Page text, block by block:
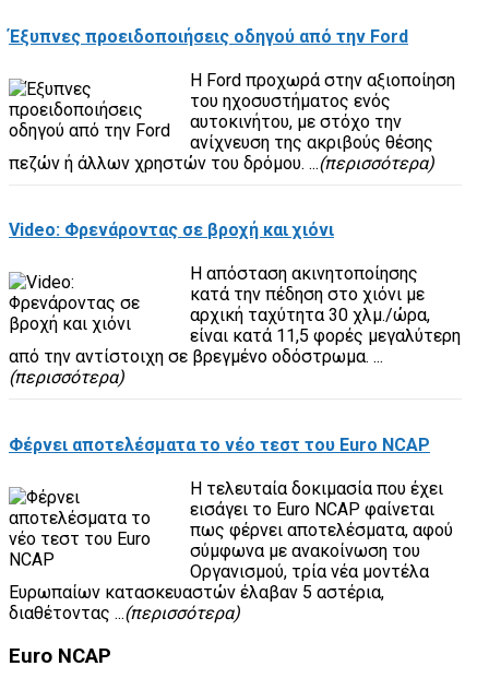
Έξυπνες προειδοποιήσεις οδηγού από την Ford
Η Ford προχωρά στην αξιοποίηση
του ηχοσυστήματος ενός
αυτοκινήτου, με στόχο την
ανίχνευση της ακριβούς θέσης
πεζών ή άλλων χρηστών του δρόμου. ...(περισσότερα)
Video: Φρενάροντας σε βροχή και χιόνι
Η απόσταση ακινητοποίησης
κατά την πέδηση στο χιόνι με
αρχική ταχύτητα 30 χλμ./ώρα,
είναι κατά 11,5 φορές μεγαλύτερη
από την αντίστοιχη σε βρεγμένο οδόστρωμα. ...
(περισσότερα)
Φέρνει αποτελέσματα το νέο τεστ του Euro NCAP
Η τελευταία δοκιμασία που έχει
εισάγει το Euro NCAP φαίνεται
πως φέρνει αποτελέσματα, αφού
σύμφωνα με ανακοίνωση του
Οργανισμού, τρία νέα μοντέλα
Ευρωπαίων κατασκευαστών έλαβαν 5 αστέρια,
διαθέτοντας ...(περισσότερα)
Euro NCAP